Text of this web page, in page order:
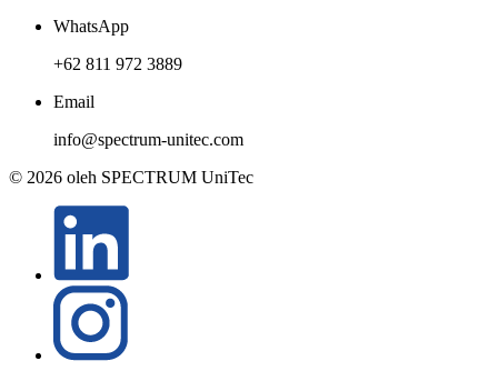
WhatsApp
+62 811 972 3889
Email
info@spectrum-unitec.com
© 2026 oleh SPECTRUM UniTec